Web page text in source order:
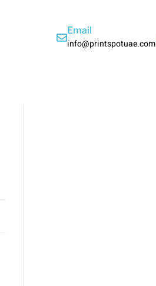
Email
info@printspotuae.com